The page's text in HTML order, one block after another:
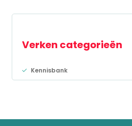
Verken categorieën
Kennisbank